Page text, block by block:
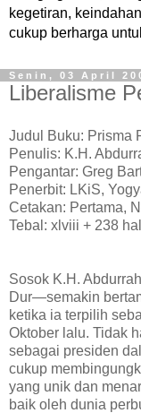
kegetiran,
cukup berharga
Senin, 03 April
Liberalisme
Judul Buku: Prisma
Penulis: K.H.
Pengantar: Greg
Penerbit: LKiS,
Cetakan: Pertama,
Tebal: xlviii + 238
Sosok K.H.
Dur—semakin
ketika ia terpilih
Oktober lalu. Tidak
sebagai presiden
cukup
yang unik dan
baik oleh dunia